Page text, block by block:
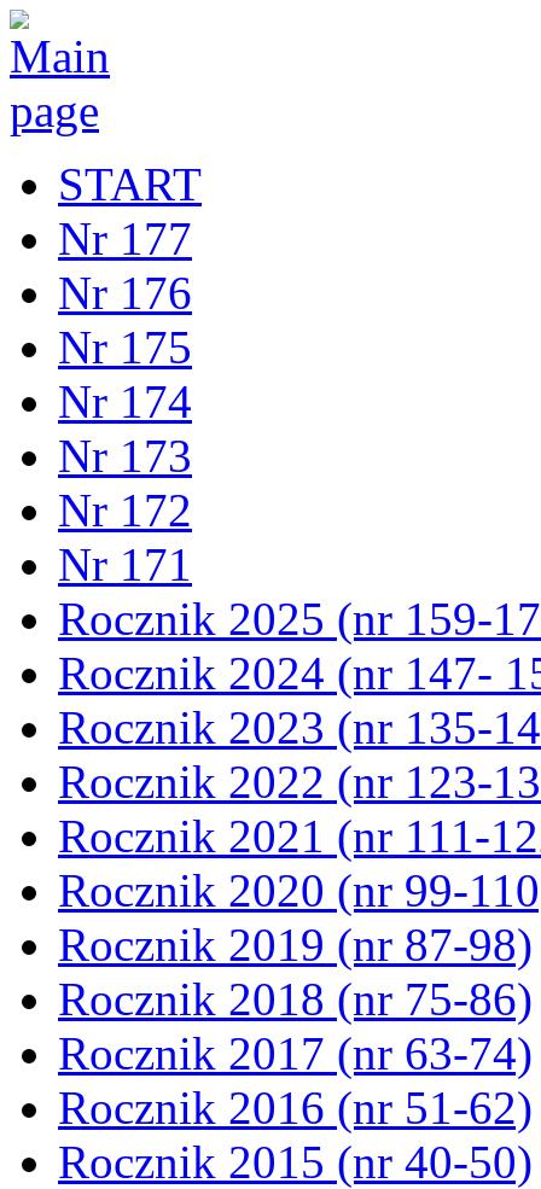
START
Nr 177
Nr 176
Nr 175
Nr 174
Nr 173
Nr 172
Nr 171
Rocznik 2025 (nr 159-
Rocznik 2024 (nr 147-
Rocznik 2023 (nr 135-
Rocznik 2022 (nr 123-
Rocznik 2021 (nr 111-
Rocznik 2020 (nr 99-
Rocznik 2019 (nr 87-98)
Rocznik 2018 (nr 75-86)
Rocznik 2017 (nr 63-74)
Rocznik 2016 (nr 51-62)
Rocznik 2015 (nr 40-50)